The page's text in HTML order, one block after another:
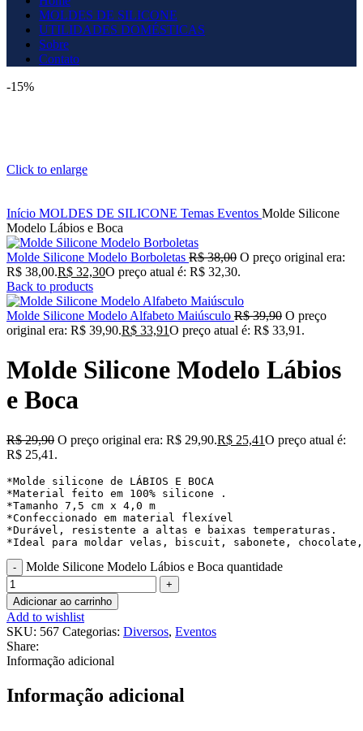
MOLDES DE SILICONE
UTILIDADES DOMÉSTICAS
Sobre
Contato
-15%
Click to enlarge
Início MOLDES DE SILICONE Temas Eventos Molde Silicone
Modelo Lábios e Boca
Molde Silicone Modelo Borboletas R$38,00 O preço original era:
R$ 38,00.R$ 32,30O preço atual é: R$ 32,30.
Back to products
Molde Silicone Modelo Alfabeto Maiúsculo R$39,90 O preço
original era: R$ 39,90.R$ 33,91O preço atual é: R$ 33,91.
Molde Silicone Modelo Lábios
e Boca
R$29,90 O preço original era: R$ 29,90.R$ 25,41O preço atual é:
R$ 25,41.
*Molde silicone de LÁBIOS E BOCA
*Material feito em 100% silicone .
*Tamanho 7,5 cm x 4,0 m
*Confeccionado em material flexível
*Durável, resistente a altas e baixas temperaturas.
*Ideal para moldar velas, biscuit, sabonete,
Molde Silicone Modelo Lábios e Boca quantidade
Adicionar ao carrinho
Add to wishlist
SKU: 567 Categorias: Diversos, Eventos
Share:
Informação adicional
Informação adicional